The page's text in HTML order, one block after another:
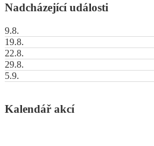
Nadcházející události
9.8.
19.8.
22.8.
29.8.
5.9.
Kalendář akcí